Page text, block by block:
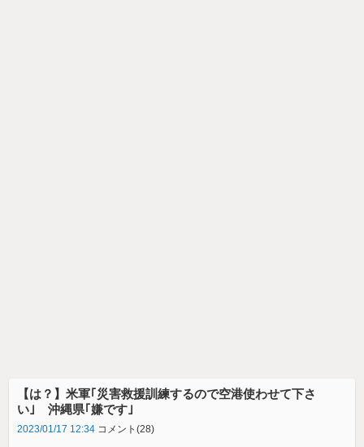
【は？】米軍｢災害救援訓練するので空港使わせて下さ
い｣ 沖縄県｢嫌です｣
2023/01/17 12:34 コメント(28)